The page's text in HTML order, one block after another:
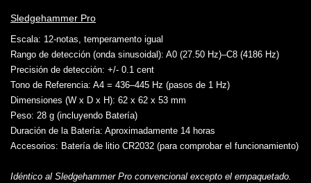
Sledgehammer Pro
Escala: 12-notas, temperamento igual
Rango de detección (onda sinusoidal): A0 (27.50 Hz)–C8 (4186 Hz)
Precisión de detección: +/- 0.1 cent
Tono de Referencia: A4 = 436–445 Hz (pasos de 1 Hz)
Dimensiones (W x D x H): 62 x 62 x 53 mm
Peso: 28 g (incluyendo Batería)
Duración de la Batería: Aproximadamente 14 horas
Accesorios: Batería de litio CR2032 (para comprobar el funcionamiento)
Idéntico al Sledgehammer Pro convencional excepto el empaquetado.